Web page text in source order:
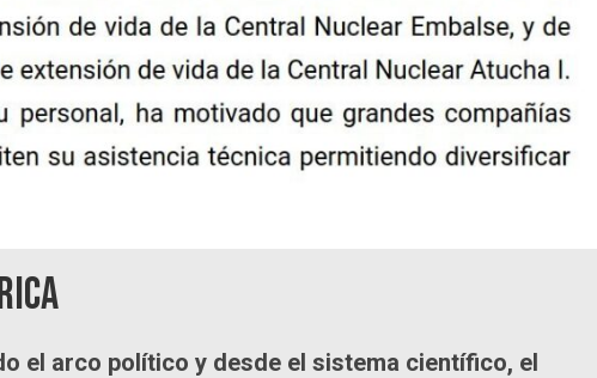
el arco político y desde el sistema científico, el